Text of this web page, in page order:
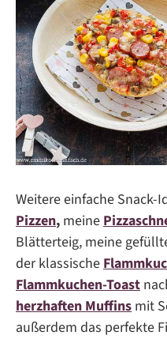
Weitere einfache Snack-
Pizzen, meine
Blätterteig, meine
der klassische
Flammkuchen-Toast
herzhaften Muffins mit
außerdem das perfekte